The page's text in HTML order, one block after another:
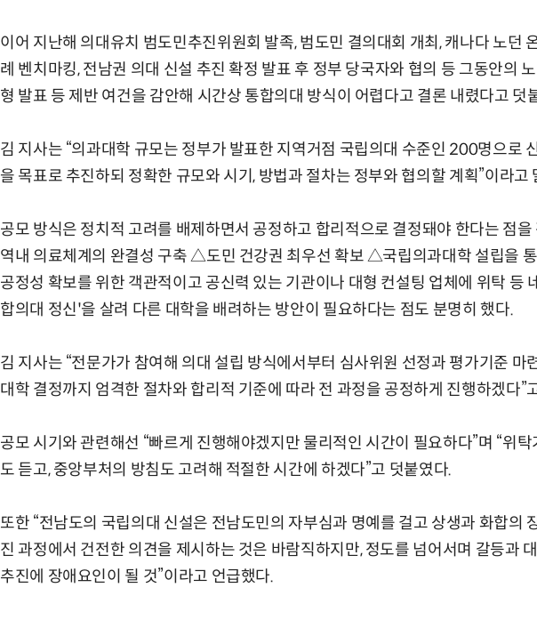
이어 지난해 의대유치 범도민추진위원회 발족, 범도민 결의대회 개최, 캐나다 노던
례 벤치마킹, 전남권 의대 신설 추진 확정 발표 후 정부 당국자와 협의 등 그동안의
형 발표 등 제반 여건을 감안해 시간상 통합의대 방식이 어렵다고 결론 내렸다고 덧
김 지사는 “의과대학 규모는 정부가 발표한 지역거점 국립의대 수준인 200명으로
을 목표로 추진하되 정확한 규모와 시기, 방법과 절차는 정부와 협의할 계획”이라고
공모 방식은 정치적 고려를 배제하면서 공정하고 합리적으로 결정돼야 한다는 점
역내 의료체계의 완결성 구축 △도민 건강권 최우선 확보 △국립의과대학 설립을
공정성 확보를 위한 객관적이고 공신력 있는 기관이나 대형 컨설팅 업체에 위탁 등
합의대 정신'을 살려 다른 대학을 배려하는 방안이 필요하다는 점도 분명히 했다.
김 지사는 “전문가가 참여해 의대 설립 방식에서부터 심사위원 선정과 평가기준 마
대학 결정까지 엄격한 절차와 합리적 기준에 따라 전 과정을 공정하게 진행하겠다”
공모 시기와 관련해선 “빠르게 진행해야겠지만 물리적인 시간이 필요하다”며 “위
도 듣고, 중앙부처의 방침도 고려해 적절한 시간에 하겠다”고 덧붙였다.
또한 “전남도의 국립의대 신설은 전남도민의 자부심과 명예를 걸고 상생과 화합의
진 과정에서 건전한 의견을 제시하는 것은 바람직하지만, 정도를 넘어서며 갈등과
추진에 장애요인이 될 것”이라고 언급했다.